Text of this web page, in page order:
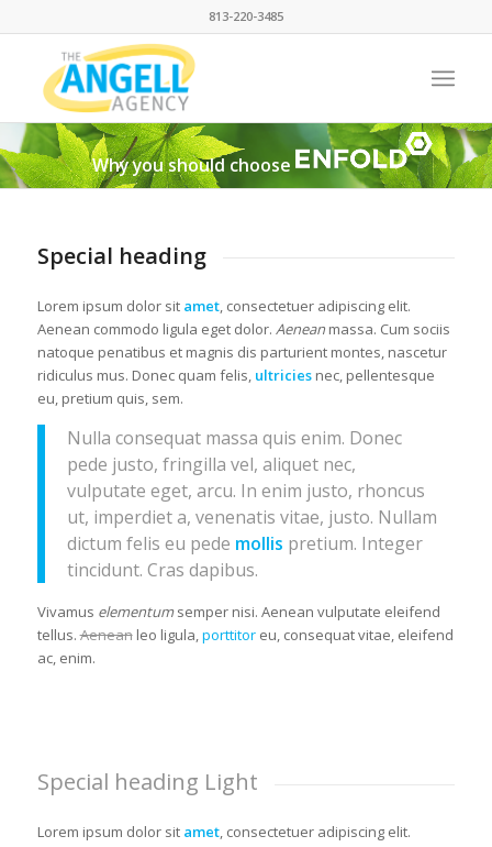
813-220-3485
Why you should choose
Special heading
Lorem ipsum dolor sit amet, consectetuer adipiscing elit.
Aenean commodo ligula eget dolor. Aeneanmassa. Cum sociis
natoque penatibus et magnis dis parturient montes, nascetur
ridiculus mus. Donec quam felis, ultriciesnec, pellentesque
eu, pretium quis, sem.
Nulla consequat massa quis enim. Donec
pede justo, fringilla vel, aliquet nec,
vulputate eget, arcu. In enim justo, rhoncus
ut, imperdiet a, venenatis vitae, justo. Nullam
dictum felis eu pede mollis pretium. Integer
tincidunt. Cras dapibus.
Vivamus elementumsemper nisi. Aenean vulputate eleifend
tellus.Aeneanleo ligula,porttitoreu, consequat vitae, eleifend
ac, enim.
Special heading Light
Lorem ipsum dolor sit amet, consectetuer adipiscing elit.